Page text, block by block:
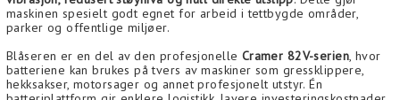
maskinen spesielt godt egnet for arbeid i tettbygde områder,
parker og offentlige miljøer.
Blåseren er en del av den profesjonelle Cramer 82V-serien, hvor
batteriene kan brukes på tvers av maskiner som gressklippere,
hekksakser, motorsager og annet profesjonelt utstyr. Én